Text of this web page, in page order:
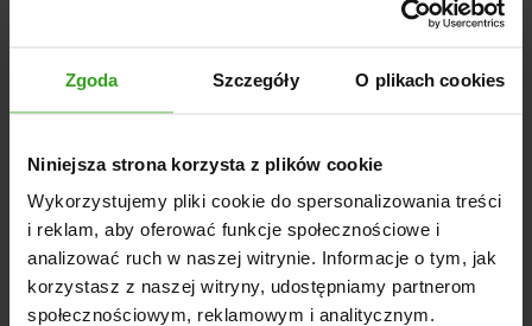
Zgoda Szczegóły O plikach cookies
Niniejsza strona korzysta z plików cookie
Wykorzystujemy pliki cookie do spersonalizowania treści
i reklam, aby oferować funkcje społecznościowe i
analizować ruch w naszej witrynie. Informacje o tym, jak
korzystasz z naszej witryny, udostępniamy partnerom
społecznościowym, reklamowym i analitycznym.
między innymi kamieni oraz metalowych elementów.
Takie rozwiązanie sprawia, że żadne szkodliwe materiały
to ryzyko uszkodzenia urządzenia.
DANE TECHNICZNE
Moc silnika: 15 kW
Długość tłoczenia: 3 m
Wydajność: 1000 - 1300 kg/h
Ssawa i komplet filtrów: TAK
Amperomierz i magnes: TAK